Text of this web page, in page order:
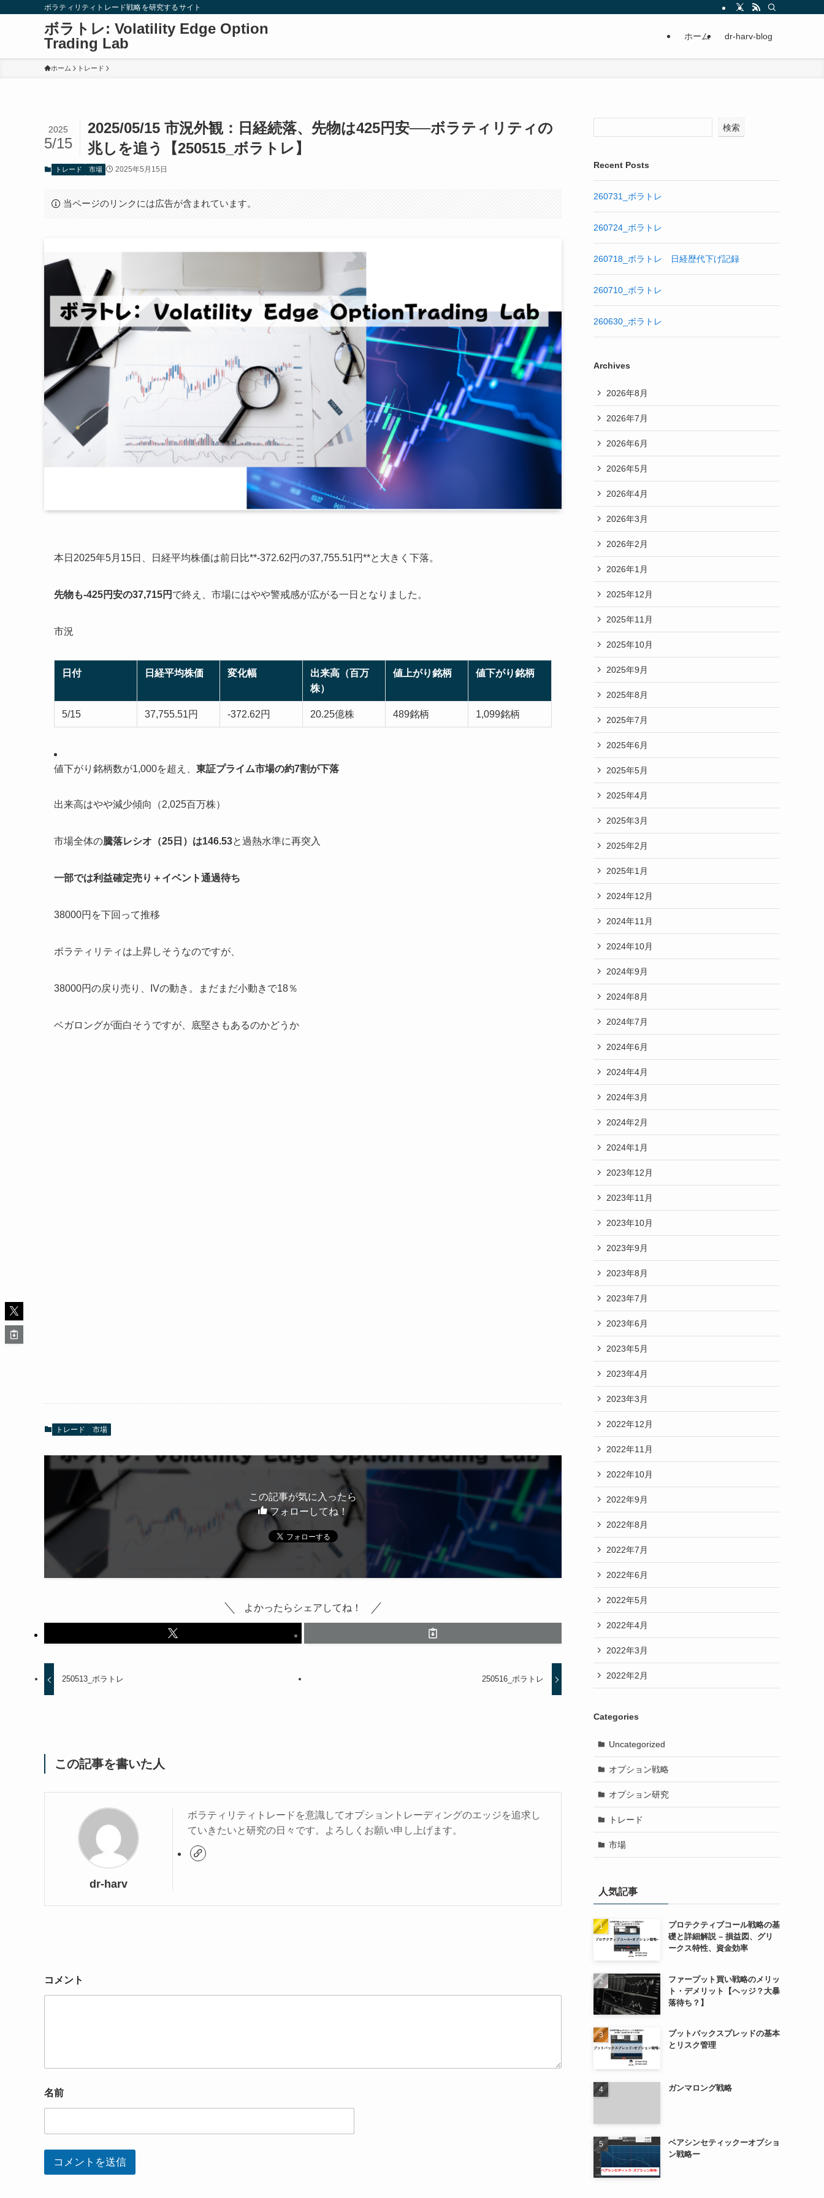
ボラティリティトレード戦略を研究するサイト
ボラトレ: Volatility Edge Option
Trading Lab
ホーム dr-harv-blog
ホーム トレード
2025/05/15 市況外観：日経続落、先物は425円安──ボラティリティの
兆しを追う【250515_ボラトレ】
2025
5/15
トレード 市場 2025年5月15日
当ページのリンクには広告が含まれています。
本日2025年5月15日、日経平均株価は前日比**-372.62円の37,755.51円**と大きく下落。
先物も-425円安の37,715円 で終え、市場にはやや警戒感が広がる一日となりました。
市況
日付 日経平均株価 変化幅
出来高（百万
株）
値上がり銘柄 値下がり銘柄
5/15 37,755.51円 -372.62円 20.25億株 489銘柄 1,099銘柄
値下がり銘柄数が1,000を超え、 東証プライム市場の約7割が下落
出来高はやや減少傾向（2,025百万株）
市場全体の騰落レシオ（25日）は146.53と過熱水準に再突入
一部では利益確定売り＋イベント通過待ち
38000円を下回って推移
ボラティリティは上昇しそうなのですが、
38000円の戻り売り、IVの動き。まだまだ小動きで18％
ベガロングが面白そうですが、底堅さもあるのかどうか
トレード 市場
この記事が気に入ったら
フォローしてね！
よかったらシェアしてね！
250513_ボラトレ 250516_ボラトレ
この記事を書いた人
dr-harv
ボラティリティトレードを意識してオプショントレーディングのエッジを追求し
ていきたいと研究の日々です。よろしくお願い申し上げます。
コメント
名前
コメントを送信
検索
Recent Posts
260731_ボラトレ
260724_ボラトレ
260718_ボラトレ 日経歴代下げ記録
260710_ボラトレ
260630_ボラトレ
Archives
2026年8月
2026年7月
2026年6月
2026年5月
2026年4月
2026年3月
2026年2月
2026年1月
2025年12月
2025年11月
2025年10月
2025年9月
2025年8月
2025年7月
2025年6月
2025年5月
2025年4月
2025年3月
2025年2月
2025年1月
2024年12月
2024年11月
2024年10月
2024年9月
2024年8月
2024年7月
2024年6月
2024年4月
2024年3月
2024年2月
2024年1月
2023年12月
2023年11月
2023年10月
2023年9月
2023年8月
2023年7月
2023年6月
2023年5月
2023年4月
2023年3月
2022年12月
2022年11月
2022年10月
2022年9月
2022年8月
2022年7月
2022年6月
2022年5月
2022年4月
2022年3月
2022年2月
Categories
Uncategorized
オプション戦略
オプション研究
トレード
市場
人気記事
プロテクティブコール戦略の基
礎と詳細解説 – 損益図、グリ
ークス特性、資金効率
ファープット買い戦略のメリッ
ト・デメリット【ヘッジ？大暴
落待ち？】
プットバックスプレッドの基本
とリスク管理
ガンマロング戦略
ベアシンセティックーオプショ
ン戦略ー